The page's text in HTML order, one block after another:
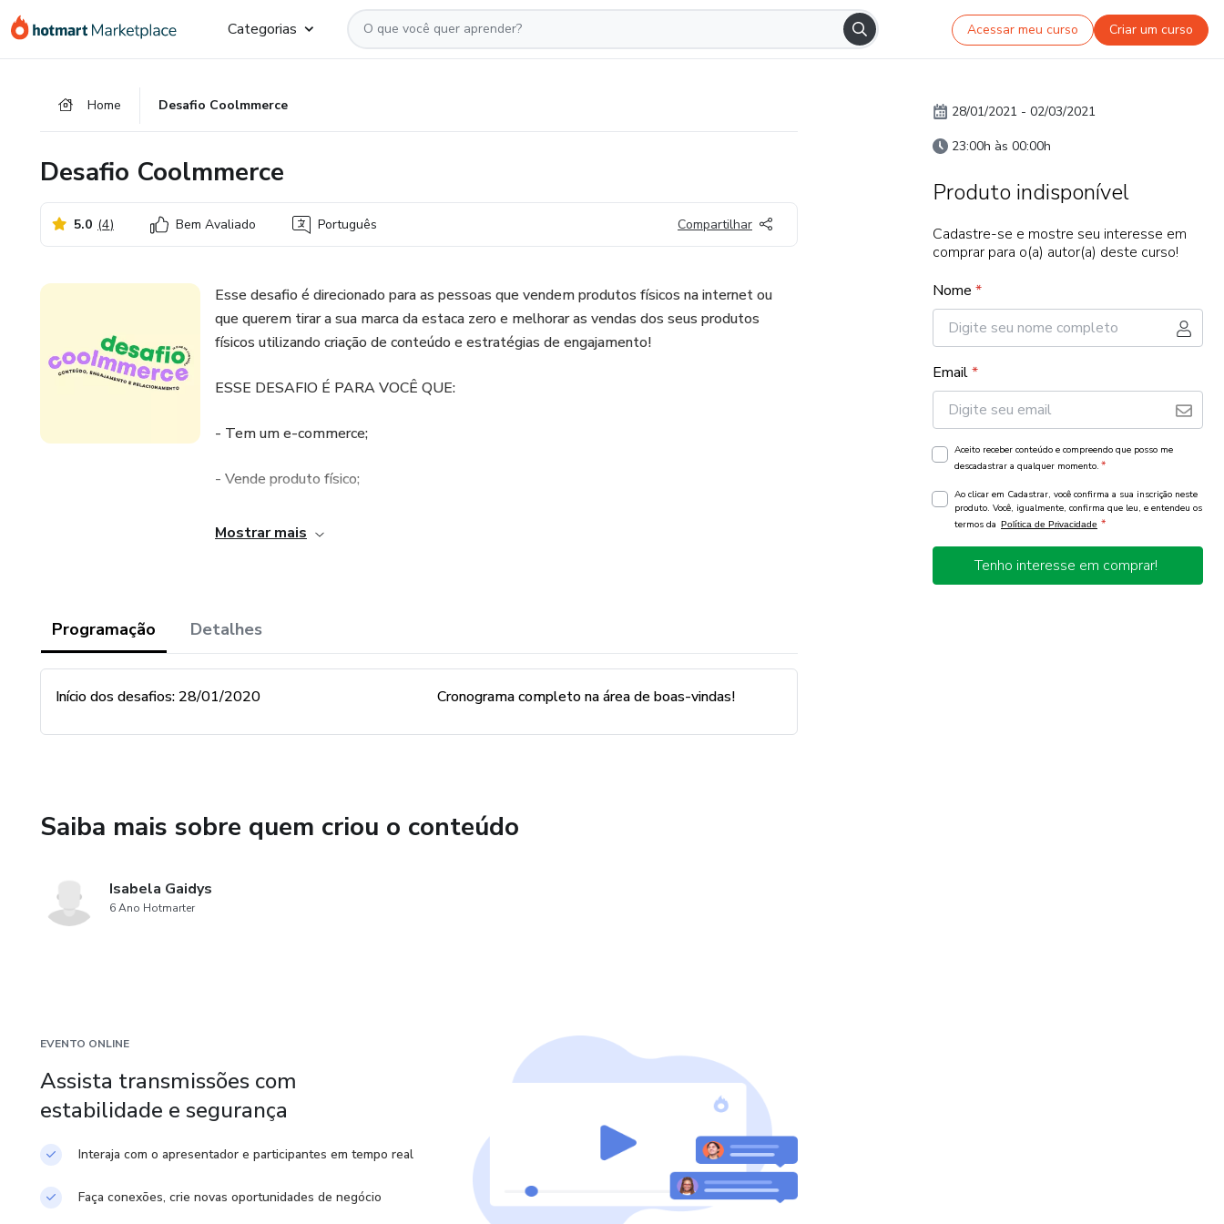
para
para
para
Categorias Acessar meu curso Criar um curso
Home Desafio Coolmmerce
Desafio Coolmmerce
5.0 (4) Bem Avaliado Português Compartilhar
Esse desafio é direcionado para as pessoas que vendem produtos físicos na internet ou
que querem tirar a sua marca da estaca zero e melhorar as vendas dos seus produtos
físicos utilizando criação de conteúdo e estratégias de engajamento!
ESSE DESAFIO É PARA VOCÊ QUE:
- Tem um e-commerce;
- Vende produto físico;
- Quer aumentar o engajamento do seu Instagram;
- Quer converter posts em vendas.
- Vende produto DIGITAL;
OBS: Este produto não garante a obtenção de resultados. Qualquer referência ao
desempenho de uma estratégia não deve ser interpretada como uma garantia de
resultados.
Mostrar mais
Programação Detalhes
Início dos desafios: 28/01/2020 Cronograma completo na área de boas-vindas!
Saiba mais sobre quem criou o conteúdo
Isabela Gaidys
6 Ano Hotmarter
EVENTO ONLINE
Assista transmissões com
estabilidade e segurança
Interaja com o apresentador e participantes em tempo real
Faça conexões, crie novas oportunidades de negócio
28/01/2021 - 02/03/2021
23:00h às 00:00h
Produto indisponível
Cadastre-se e mostre seu interesse em
comprar para o(a) autor(a) deste curso!
Nome *
Email*
Aceito receber conteúdo e compreendo que posso me
descadastrar a qualquer momento. *
Ao clicar em Cadastrar, você confirma a sua inscrição neste
produto. Você, igualmente, confirma que leu, e entendeu os
termos da Política de Privacidade *
Tenho interesse em comprar!